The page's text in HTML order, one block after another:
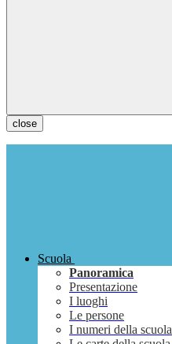
close
Scuola
Panoramica
Presentazione
I luoghi
Le persone
I numeri della scuola